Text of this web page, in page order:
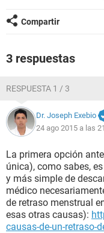
Compartir
3 respuestas
RESPUESTA 1 / 3
Dr. Joseph Exebio
24 ago 2015 a las
La primera opción
única), como sabes,
y más simple de
médico
de retraso menstrual
esas otras causas):
causas-de-un-retraso-